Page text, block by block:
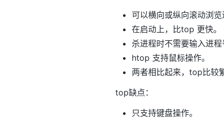
可以横向或纵向滚动浏览
在启动上，比top 更快。
杀进程时不需要输入进程
htop 支持鼠标操作。
两者相比起来，top比较
top缺点：
只支持键盘操作。